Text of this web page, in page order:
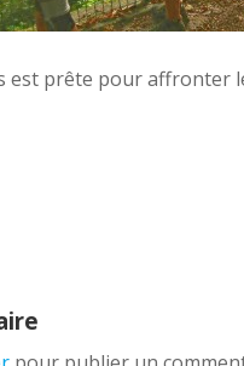
est prête pour